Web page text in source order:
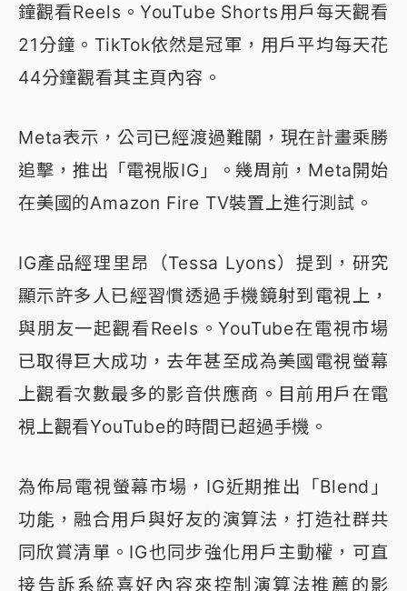
鐘觀看Reels。YouTube Shorts用戶每天觀看
21分鐘。TikTok依然是冠軍，用戶平均每天花
44分鐘觀看其主頁內容。
Meta表示，公司已經渡過難關，現在計畫乘勝
追擊，推出「電視版IG」。幾周前，Meta開始
在美國的Amazon Fire TV裝置上進行測試。
IG產品經理里昂（Tessa Lyons）提到，研究
顯示許多人已經習慣透過手機鏡射到電視上，
與朋友一起觀看Reels。YouTube在電視市場
已取得巨大成功，去年甚至成為美國電視螢幕
上觀看次數最多的影音供應商。目前用戶在電
視上觀看YouTube的時間已超過手機。
為佈局電視螢幕市場，IG近期推出「Blend」
功能，融合用戶與好友的演算法，打造社群共
同欣賞清單。IG也同步強化用戶主動權，可直
接告訴系統喜好內容來控制演算法推薦的影